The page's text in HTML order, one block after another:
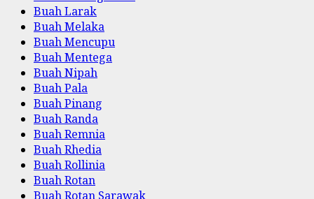
Buah Larak
Buah Melaka
Buah Mencupu
Buah Mentega
Buah Nipah
Buah Pala
Buah Pinang
Buah Randa
Buah Remnia
Buah Rhedia
Buah Rollinia
Buah Rotan
Buah Rotan Sarawak